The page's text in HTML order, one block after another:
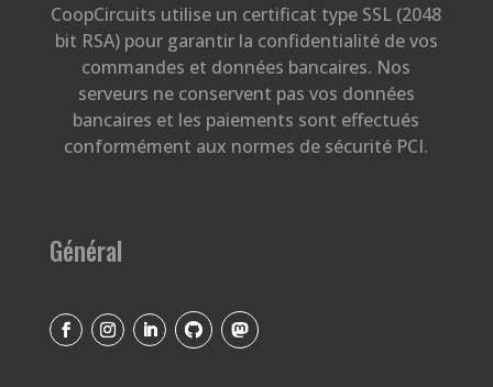
CoopCircuits utilise un certificat type SSL (2048
bit RSA) pour garantir la confidentialité de vos
commandes et données bancaires. Nos
serveurs ne conservent pas vos données
bancaires et les paiements sont effectués
conformément aux normes de sécurité PCI.
Général